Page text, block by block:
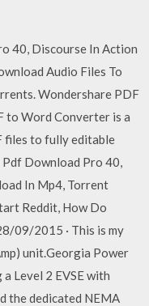
40, Discourse In Action
Audio Files To
Wondershare PDF
to Word Converter is a
files to fully editable
Download Pro 40,
In Mp4, Torrent
Reddit, How Do
09/2015 · This is my
unit.Georgia Power
Level 2 EVSE with
the dedicated NEMA